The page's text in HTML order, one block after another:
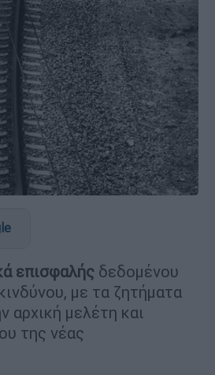
επισφαλής δεδομένου
με τα ζητήματα
αρχική μελέτη και
της νέας